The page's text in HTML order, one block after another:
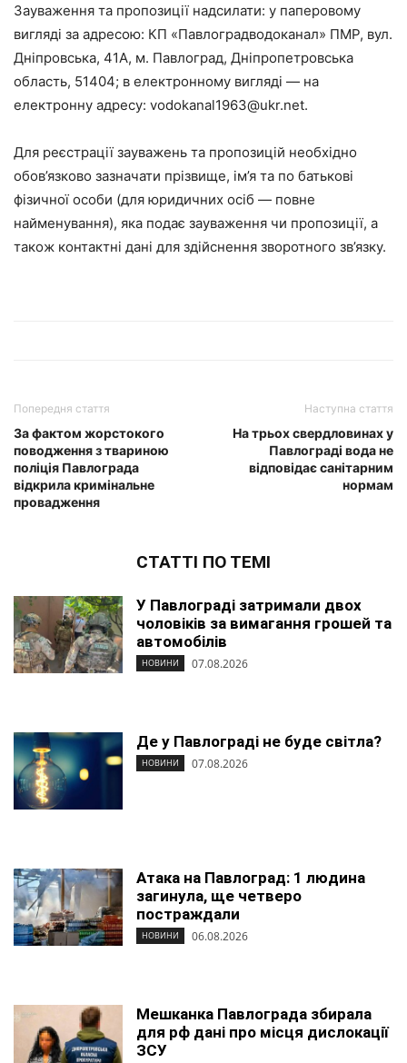
Зауваження та пропозиції надсилати: у паперовому
вигляді за адресою: КП «Павлоградводоканал» ПМР, вул.
Дніпровська, 41А, м. Павлоград, Дніпропетровська
область, 51404; в електронному вигляді — на
електронну адресу: vodokanal1963@ukr.net.
Для реєстрації зауважень та пропозицій необхідно
обов’язково зазначати прізвище, ім’я та по батькові
фізичної особи (для юридичних осіб — повне
найменування), яка подає зауваження чи пропозиції, а
також контактні дані для здійснення зворотного зв’язку.
Попередня стаття
За фактом жорстокого
поводження з твариною
поліція Павлограда
відкрила кримінальне
провадження
Наступна стаття
На трьох свердловинах у
Павлограді вода не
відповідає санітарним
нормам
СТАТТІ ПО ТЕМІ
У Павлограді затримали двох
чоловіків за вимагання грошей та
автомобілів
НОВИНИ 07.08.2026
Де у Павлограді не буде світла?
НОВИНИ 07.08.2026
Атака на Павлоград: 1 людина
загинула, ще четверо
постраждали
НОВИНИ 06.08.2026
Мешканка Павлограда збирала
для рф дані про місця дислокації
ЗСУ